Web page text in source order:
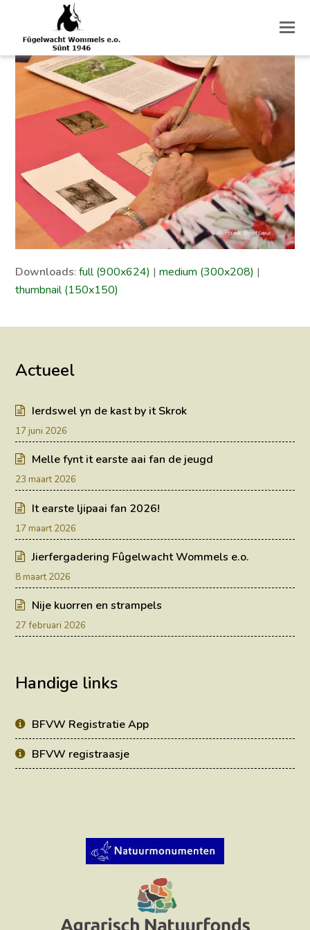
Downloads:full (900x624) |medium (300x208) |
thumbnail (150x150)
Actueel
Ierdswel yn de kast by it Skrok
17 juni 2026
Melle fynt it earste aai fan de jeugd
23 maart 2026
It earste ljipaai fan 2026!
17 maart 2026
Jierfergadering Fûgelwacht Wommels e.o.
8 maart 2026
Nije kuorren en strampels
27 februari 2026
Handige links
BFVW Registratie App
BFVW registraasje